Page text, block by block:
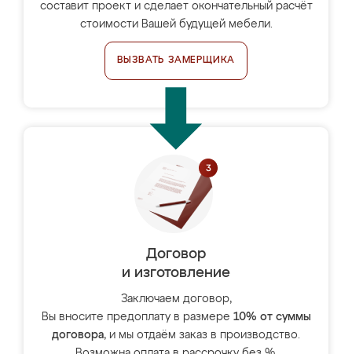
составит проект и сделает окончательный расчёт
стоимости Вашей будущей мебели.
ВЫЗВАТЬ ЗАМЕРЩИКА
Договор
и изготовление
Заключаем договор,
Вы вносите предоплату в размере 10% от суммы
договора, и мы отдаём заказ в производство.